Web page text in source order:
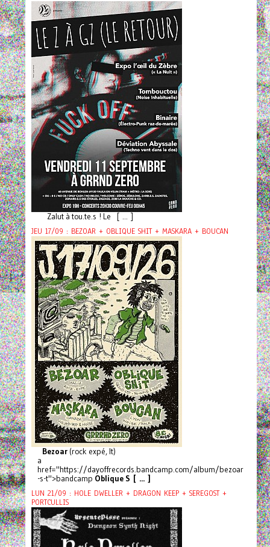
Zalut à tou.te.s ! Le [ ... ]
JEU 17/09 : BEZOAR + OBLIQUE SHIT + MASKARA + BOUCAN
Bezoar(rock expé, It)
a
href="https://dayoffrecords.bandcamp.com/album/bezoar
-s-t">bandcamp Oblique S [ ... ]
LUN 21/09 : HOLE DWELLER + DRAGON KEEP + SEREGOST +
PORTCULLIS